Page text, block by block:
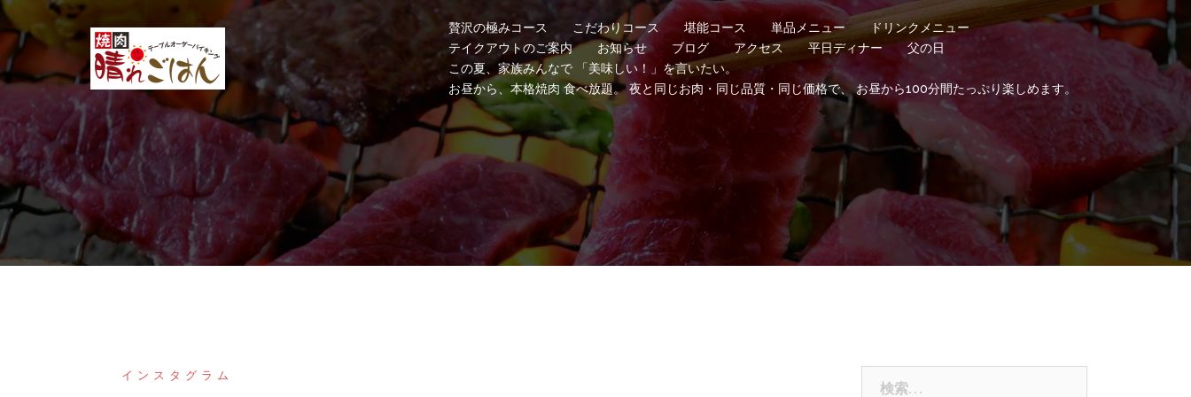
コ
ン
テ
ン
ス
キ
ッ
プ
贅沢の極みコース こだわりコース 堪能コース 単品メニュー
ドリンクメニュー
テイクアウトのご案内
お知らせ ブログ アクセス 平日ディナー
父の日
この夏、家族みんなで 「美味しい！」を言いたい。
お昼から、本格焼肉 食べ放題。 夜と同じお肉・同じ品質・同じ価格で、 お昼から100分間たっぷり楽しめます。
インスタグラム